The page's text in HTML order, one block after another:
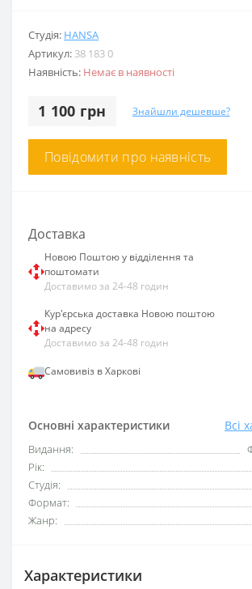
Студія: HANSA
Артикул: 38 183 0
Наявність: Немає в наявності
1 100 грн Знайшли дешевше?
Повідомити про наявність
Основні характеристики Всі
Видання:
Рік:
Студія:
Формат:
Жанр:
Доставка
Новою Поштою у відділення та
поштомати
Доставимо за 24-48 годин
Кур'єрська доставка Новою поштою
на адресу
Доставимо за 24-48 годин
Самовивіз в Харкові
Характеристики